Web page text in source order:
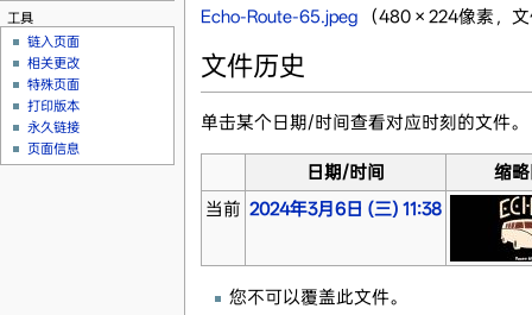
Echo-Route-65.jpeg‎ （480 × 224像素，
文件历史
单击某个日期/时间查看对应时刻的文件。
日期/时间
缩
当前 2024年3月6日 (三) 11:38
您不可以覆盖此文件。
工具
链入页面
相关更改
特殊页面
打印版本
永久链接
页面信息